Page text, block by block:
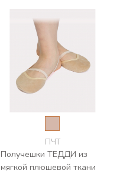
ПЧТ
Получешки ТЕДДИ из
мягкой плюшевой ткани